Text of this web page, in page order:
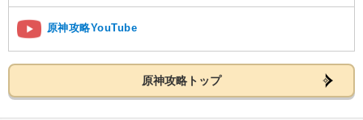
原神攻略YouTube
原神攻略トップ